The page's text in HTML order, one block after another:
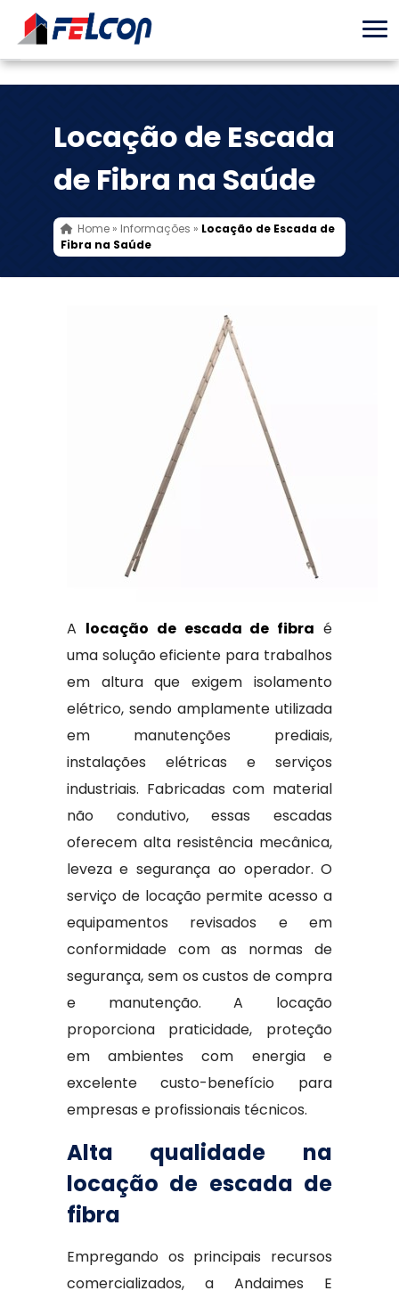
Locação de Escada
de Fibra na Saúde
Home» Informações » Locação de Escada de
Fibra na Saúde
A locação de escada de fibra é
uma solução eficiente para trabalhos
em altura que exigem isolamento
elétrico, sendo amplamente utilizada
em manutenções prediais,
instalações elétricas e serviços
industriais. Fabricadas com material
não condutivo, essas escadas
oferecem alta resistência mecânica,
leveza e segurança ao operador. O
serviço de locação permite acesso a
equipamentos revisados e em
conformidade com as normas de
segurança, sem os custos de compra
e manutenção. A locação
proporciona praticidade, proteção
em ambientes com energia e
excelente custo-benefício para
empresas e profissionais técnicos.
Alta qualidade na
locação de escada de
fibra
Empregando os principais recursos
comercializados, a Andaimes E